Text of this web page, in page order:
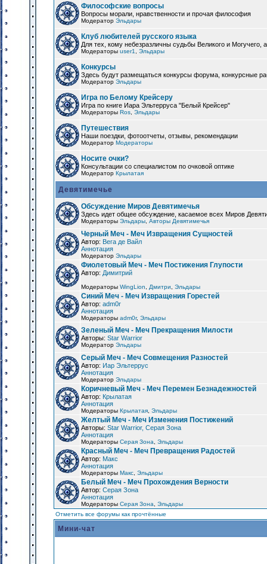
Философские вопросы
Вопросы морали, нравственности и прочая философия
Модератор Эльдары
Клуб любителей русского языка
Для тех, кому небезразличны судьбы Великого и Могучего,
Модераторы user1 Эльдары
Конкурсы
Здесь будут размещаться конкурсы форума, конкурсные
Модератор Эльдары
Игра по Белому Крейсеру
Игра по книге Иара Эльтерруса "Белый Крейсер"
Модераторы Ros Эльдары
Путешествия
Наши поездки, фотоотчеты, отзывы, рекомендации
Модератор Модераторы
Носите очки?
Консультации со специалистом по очковой оптике
Модератор Крылатая
Девятимечье
Обсуждение Миров Девятимечья
Здесь идет общее обсуждение, касаемое всех Миров
Модераторы Эльдары Авторы Девятимечья
Черный Меч - Меч Извращения Сущностей
Автор: Вега де Вайл
Аннотация
Модератор Эльдары
Фиолетовый Меч - Меч Постижения Глупости
Автор: Димитрий
Модераторы WingLion Дмитри Эльдары
Синий Меч - Меч Извращения Горестей
Автор: adm0r
Аннотация
Модераторы adm0r, Эльдары
Зеленый Меч - Меч Прекращения Милости
Авторы: Star Warrior
Модератор Эльдары
Серый Меч - Меч Совмещения Разностей
Автор: Иар Эльтеррус
Аннотация
Модератор Эльдары
Коричневый Меч - Меч Перемен Безнадежностей
Автор: Крылатая
Аннотация
Модераторы Крылатая Эльдары
Желтый Меч - Меч Изменения Постижений
Авторы: Star Warrior, Серая Зона
Аннотация
Модераторы Серая Зона Эльдары
Красный Меч - Меч Превращения Радостей
Автор: Макс
Аннотация
Модераторы Макс Эльдары
Белый Меч - Меч Прохождения Верности
Автор: Серая Зона
Аннотация
Модераторы Серая Зона
Эльдары
Отметить все форумы как прочтённые
Мини-чат